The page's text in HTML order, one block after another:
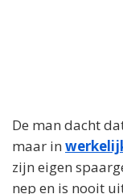
De man dacht
maar in
zijn eigen
nep en is nooit